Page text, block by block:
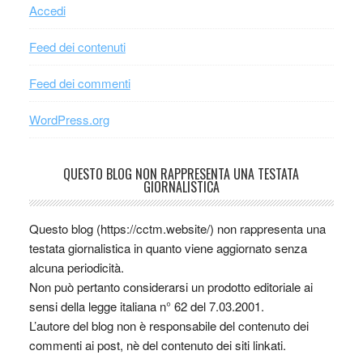
Accedi
Feed dei contenuti
Feed dei commenti
WordPress.org
QUESTO BLOG NON RAPPRESENTA UNA TESTATA
GIORNALISTICA
Questo blog (https://cctm.website/) non rappresenta una
testata giornalistica in quanto viene aggiornato senza
alcuna periodicità.
Non può pertanto considerarsi un prodotto editoriale ai
sensi della legge italiana n° 62 del 7.03.2001.
L’autore del blog non è responsabile del contenuto dei
commenti ai post, nè del contenuto dei siti linkati.